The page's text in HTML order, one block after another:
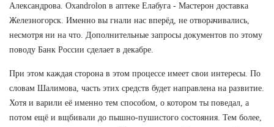
Александрова. Oxandrolon в аптеке Елабуга - Мастерон доставка
Железногорск. Именно вы гнали нас вперёд, не отворачивались,
несмотря ни на что. Дополнительные запросы документов по этому
поводу Банк России сделает в декабре.
При этом каждая сторона в этом процессе имеет свои интересы. По
словам Шалимова, часть этих средств будет направлена на развитие.
Хотя и варили её именно тем способом, о котором ты поведал, а
потом ещё и вщбивали до пышно-пушистого состояния. Тем более,